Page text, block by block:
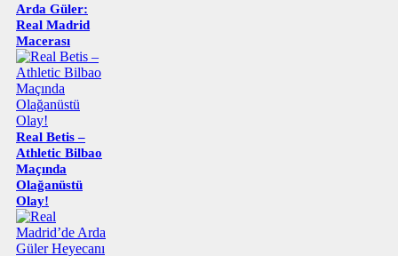
Arda Güler:
Real Madrid
Macerası
Real Betis –
Athletic Bilbao
Maçında
Olağanüstü
Olay!